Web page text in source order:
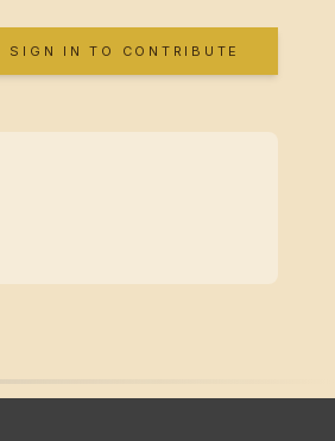
SIGN IN TO CONTRIBUTE